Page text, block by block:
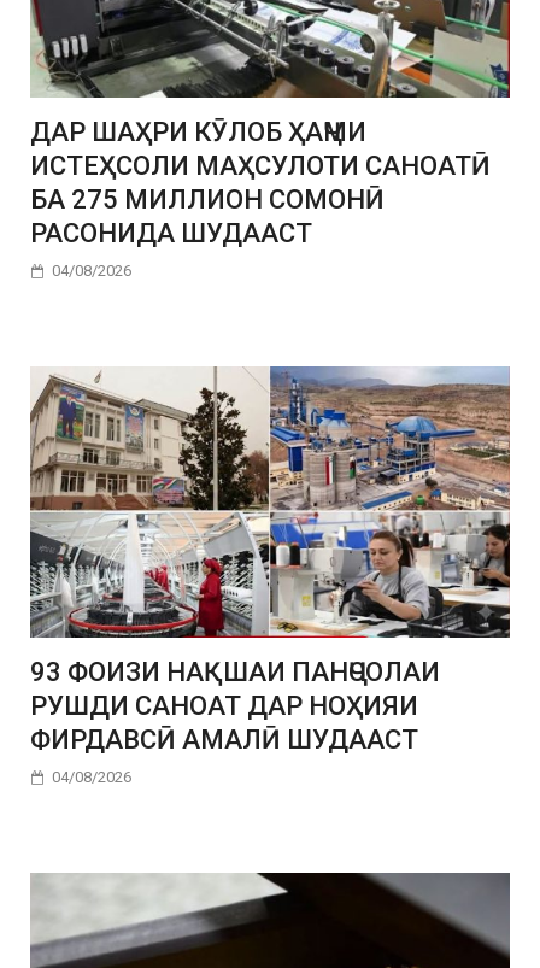
ДАР ШАҲРИ КӮЛОБ ҲАҶМИ
ИСТЕҲСОЛИ МАҲСУЛОТИ САНОАТӢ
БА 275 МИЛЛИОН СОМОНӢ
РАСОНИДА ШУДААСТ
04/08/2026
93 ФОИЗИ НАҚШАИ ПАНҶСОЛАИ
РУШДИ САНОАТ ДАР НОҲИЯИ
ФИРДАВСӢ АМАЛӢ ШУДААСТ
04/08/2026